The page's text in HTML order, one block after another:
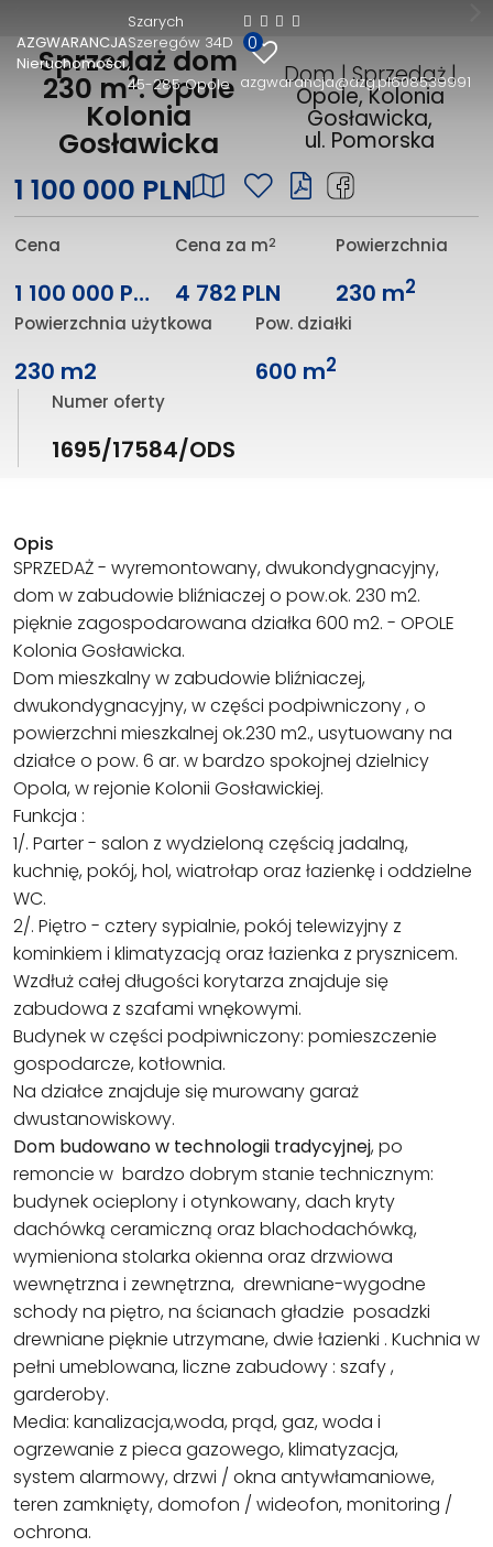
AZGWARANCJA
Nieruchomości
Szarych
Szeregów 34D
45-285 Opole
0
azgwarancja@azg.pl608539991
Sprzedaż dom
230 m2. Opole
Kolonia
Gosławicka
Dom | Sprzedaż |
Opole, Kolonia
Gosławicka,
ul. Pomorska
1 100 000 PLN
Cena
1 100 000 PLN
Cena za m2
4 782 PLN
Powierzchnia
230 m2
Powierzchnia użytkowa
230 m2
Pow. działki
600 m2
Numer oferty
1695/17584/ODS
Opis
SPRZEDAŻ - wyremontowany, dwukondygnacyjny,
dom w zabudowie bliźniaczej o pow.ok. 230 m2.
pięknie zagospodarowana działka 600 m2. - OPOLE
Kolonia Gosławicka.
Dom mieszkalny w zabudowie bliźniaczej,
dwukondygnacyjny, w części podpiwniczony , o
powierzchni mieszkalnej ok.230 m2., usytuowany na
działce o pow. 6 ar. w bardzo spokojnej dzielnicy
Opola, w rejonie Kolonii Gosławickiej.
Funkcja :
1/. Parter - salon z wydzieloną częścią jadalną,
kuchnię, pokój, hol, wiatrołap oraz łazienkę i oddzielne
WC.
2/. Piętro - cztery sypialnie, pokój telewizyjny z
kominkiem i klimatyzacją oraz łazienka z prysznicem.
Wzdłuż całej długości korytarza znajduje się
zabudowa z szafami wnękowymi.
Budynek w części podpiwniczony: pomieszczenie
gospodarcze, kotłownia.
Na działce znajduje się murowany garaż
dwustanowiskowy.
Dom budowano w technologii tradycyjnej, po
remoncie w bardzo dobrym stanie technicznym:
budynek ocieplony i otynkowany, dach kryty
dachówką ceramiczną oraz blachodachówką,
wymieniona stolarka okienna oraz drzwiowa
wewnętrzna i zewnętrzna, drewniane-wygodne
schody na piętro, na ścianach gładzie posadzki
drewniane pięknie utrzymane, dwie łazienki . Kuchnia w
pełni umeblowana, liczne zabudowy : szafy ,
garderoby.
Media: kanalizacja,woda, prąd, gaz, woda i
ogrzewanie z pieca gazowego, klimatyzacja,
system alarmowy, drzwi / okna antywłamaniowe,
teren zamknięty, domofon / wideofon, monitoring /
ochrona.